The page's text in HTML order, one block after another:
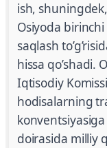
ish,
Osiyoda birinchi
saqlash
hissa qo’shadi.
Iqtisodiy
hodisalarning
konventsiyasiga
doirasida milliy